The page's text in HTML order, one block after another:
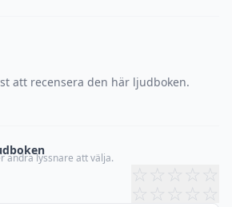
att recensera den här ljudboken.
andra lyssnare att välja.
☆☆☆☆☆
☆ ☆ ☆ ☆ ☆